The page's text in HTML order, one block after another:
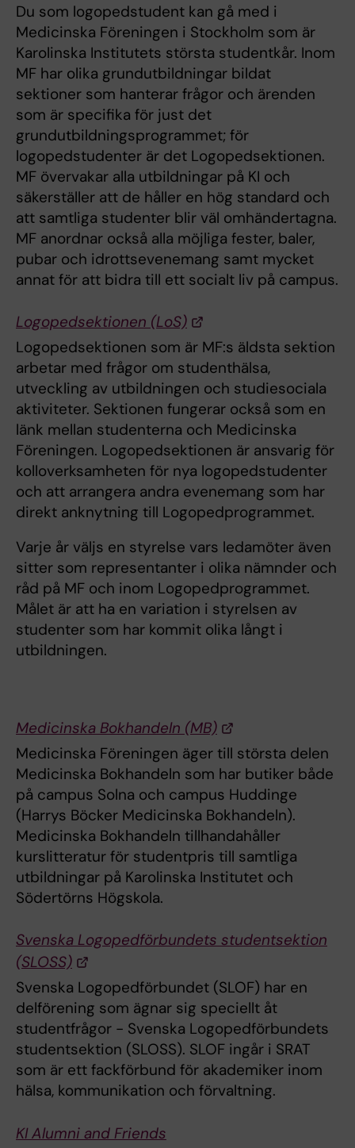
Du som logopedstudent kan gå med i
Medicinska Föreningen i Stockholm som är
Karolinska Institutets största studentkår. Inom
MF har olika grundutbildningar bildat
sektioner som hanterar frågor och ärenden
som är specifika för just det
grundutbildningsprogrammet; för
logopedstudenter är det Logopedsektionen.
MF övervakar alla utbildningar på KI och
säkerställer att de håller en hög standard och
att samtliga studenter blir väl omhändertagna.
MF anordnar också alla möjliga fester, baler,
pubar och idrottsevenemang samt mycket
annat för att bidra till ett socialt liv på campus.
Logopedsektionen (LoS)
Logopedsektionen som är MF:s äldsta sektion
arbetar med frågor om studenthälsa,
utveckling av utbildningen och studiesociala
aktiviteter. Sektionen fungerar också som en
länk mellan studenterna och Medicinska
Föreningen. Logopedsektionen är ansvarig för
kolloverksamheten för nya logopedstudenter
och att arrangera andra evenemang som har
direkt anknytning till Logopedprogrammet.
Varje år väljs en styrelse vars ledamöter även
sitter som representanter i olika nämnder och
råd på MF och inom Logopedprogrammet.
Målet är att ha en variation i styrelsen av
studenter som har kommit olika långt i
utbildningen.
Medicinska Bokhandeln (MB)
Medicinska Föreningen äger till största delen
Medicinska Bokhandeln som har butiker både
på campus Solna och campus Huddinge
(Harrys Böcker Medicinska Bokhandeln).
Medicinska Bokhandeln tillhandahåller
kurslitteratur för studentpris till samtliga
utbildningar på Karolinska Institutet och
Södertörns Högskola.
Svenska Logopedförbundets studentsektion
(SLOSS)
Svenska Logopedförbundet (SLOF) har en
delförening som ägnar sig speciellt åt
studentfrågor - Svenska Logopedförbundets
studentsektion (SLOSS). SLOF ingår i SRAT
som är ett fackförbund för akademiker inom
hälsa, kommunikation och förvaltning.
KI Alumni and Friends